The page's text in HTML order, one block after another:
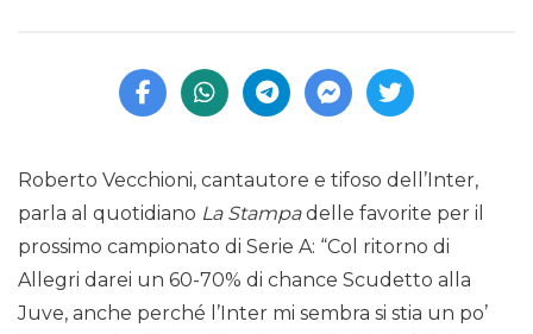
Roberto Vecchioni, cantautore e tifoso dell’Inter,
parla al quotidiano La Stampadelle favorite per il
prossimo campionato di Serie A: “Col ritorno di
Allegri darei un 60-70% di chance Scudetto alla
Juve, anche perché l’Inter mi sembra si stia un po’